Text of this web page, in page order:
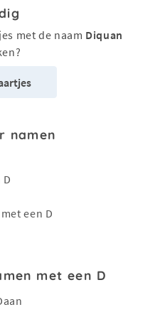
met de naam Diquan
namen
een D
met een D